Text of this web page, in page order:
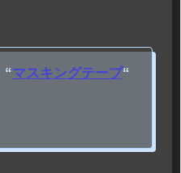
“マスキングテープ“